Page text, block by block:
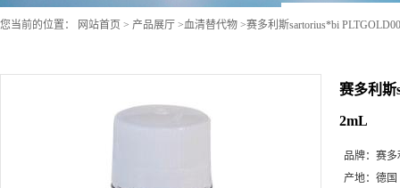
您当前的位置： 网站首页 > 产品展厅 >血清替代物 >赛多利斯sartorius*bi
赛多利斯
2mL
品牌： 赛多
产地： 德国